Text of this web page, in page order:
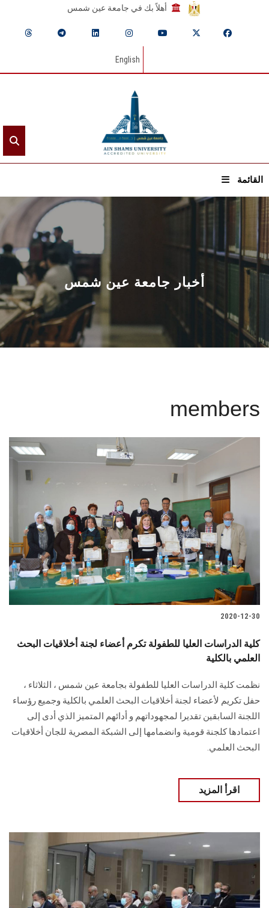
أهلاً بك في جامعة عين شمس
English
القائمة
الرئيسيـة
عن الجامعة
القطاعـات
الشئون الأكاديمية
البحث العلمي
الأنظمة الذكية
الإعلام
تواصل معنا
الطلاب
هيئة التدريس
الخريجين
الزائـرون
أخبار جامعة عين شمس
members
2020-12-30
كلية الدراسات العليا للطفولة تكرم أعضاء لجنة أخلاقيات البحث
العلمي بالكلية
نظمت كلية الدراسات العليا للطفولة بجامعة عين شمس ، الثلاثاء ،
حفل تكريم لأعضاء لجنة أخلاقيات البحث العلمي بالكلية وجميع رؤساء
اللجنة السابقين تقديرا لمجهوداتهم و أدائهم المتميز الذي أدى إلى
اعتمادها كلجنة قومية وانضمامها إلى الشبكة المصرية للجان أخلاقيات
البحث العلمي.
اقرأ المزيد